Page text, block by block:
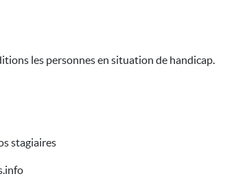
les personnes en situation de handicap.
stagiaires